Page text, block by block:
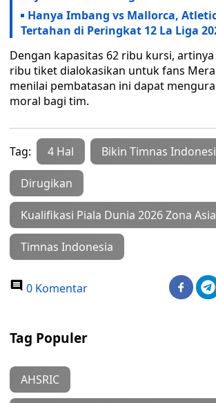
Hanya Imbang vs Mallorca,
Tertahan di Peringkat 12 La Liga
Dengan kapasitas 62 ribu kursi,
ribu tiket dialokasikan untuk fans
menilai pembatasan ini dapat
moral bagi tim.
Tag: 4 Hal Bikin Timnas
Dirugikan
Kualifikasi Piala Dunia 2026 Zona Asia
Timnas Indonesia
0 Komentar
Tag Populer
AHSRIC